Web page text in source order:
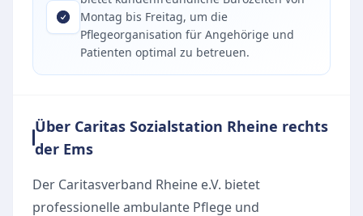
Montag bis Freitag, um die
Pflegeorganisation für Angehörige und
Patienten optimal zu betreuen.
Über Caritas Sozialstation Rheine rechts
der Ems
Der Caritasverband Rheine e.V. bietet
professionelle ambulante Pflege und